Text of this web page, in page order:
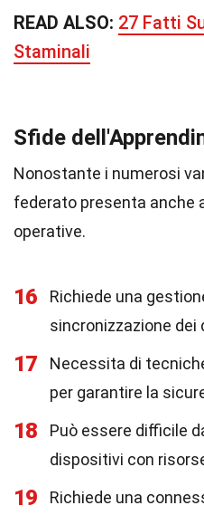
READ ALSO: 27 Fatti
Staminali
Sfide
Nonostante i numerosi
federato presenta anche
operative.
16
Richiede una
sincronizzazione dei
17
Necessita di
per garantire la
18
Può essere difficile
dispositivi con
19
Richiede una